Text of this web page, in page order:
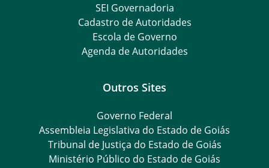
SEI Governadoria
Cadastro de Autoridades
Escola de Governo
Agenda de Autoridades
Outros Sites
Governo Federal
Assembleia Legislativa do Estado de Goiás
Tribunal de Justiça do Estado de Goiás
Ministério Público do Estado de Goiás